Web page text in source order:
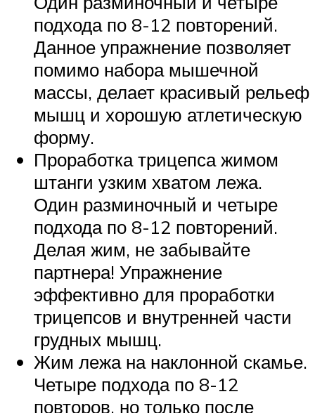
подхода по 8-12 повторений.
Данное упражнение позволяет
помимо набора мышечной
массы, делает красивый рельеф
мышц и хорошую атлетическую
форму.
Проработка трицепса жимом
штанги узким хватом лежа.
Один разминочный и четыре
подхода по 8-12 повторений.
Делая жим, не забывайте
партнера! Упражнение
эффективно для проработки
трицепсов и внутренней части
грудных мышц.
Жим лежа на наклонной скамье.
Четыре подхода по 8-12
повторов, но только после